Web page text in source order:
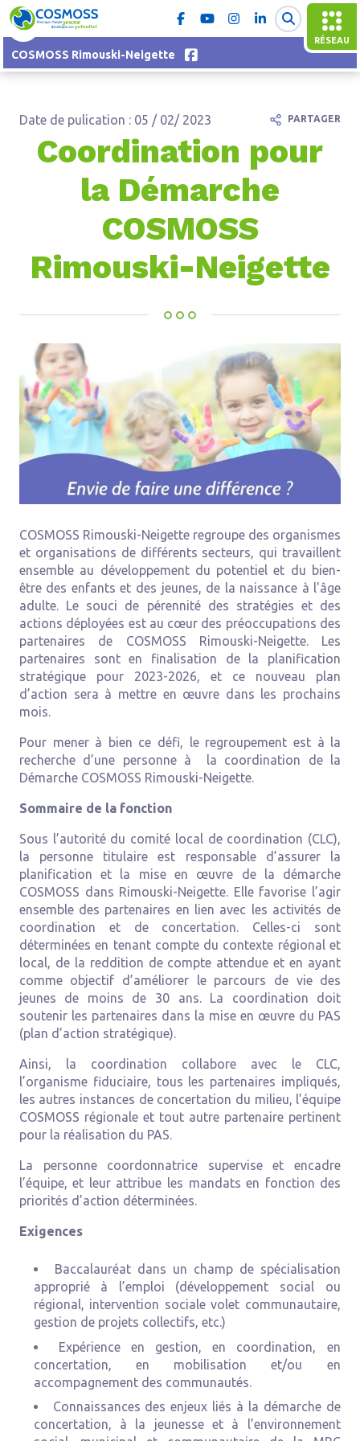
RÉSEAU
COSMOSS Rimouski-Neigette
Date de pulication : 05 / 02/ 2023
Coordination pour
la Démarche
COSMOSS
Rimouski-Neigette
COSMOSS Rimouski-Neigette regroupe des organismes
et organisations de différents secteurs, qui travaillent
ensemble au développement du potentiel et du bien-
être des enfants et des jeunes, de la naissance à l'âge
adulte. Le souci de pérennité des stratégies et des
actions déployées est au cœur des préoccupations des
partenaires de COSMOSS Rimouski-Neigette. Les
partenaires sont en finalisation de la planification
stratégique pour 2023-2026, et ce nouveau plan
d’action sera à mettre en œuvre dans les prochains
mois.
Pour mener à bien ce défi, le regroupement est à la
recherche d’une personne à la coordination de la
Démarche COSMOSS Rimouski-Neigette.
Sommaire de la fonction
Sous l’autorité du comité local de coordination (CLC),
la personne titulaire est responsable d’assurer la
planification et la mise en œuvre de la démarche
COSMOSS dans Rimouski-Neigette. Elle favorise l’agir
ensemble des partenaires en lien avec les activités de
coordination et de concertation. Celles-ci sont
déterminées en tenant compte du contexte régional et
local, de la reddition de compte attendue et en ayant
comme objectif d’améliorer le parcours de vie des
jeunes de moins de 30 ans. La coordination doit
soutenir les partenaires dans la mise en œuvre du PAS
(plan d’action stratégique).
Ainsi, la coordination collabore avec le CLC,
l’organisme fiduciaire, tous les partenaires impliqués,
les autres instances de concertation du milieu, l’équipe
COSMOSS régionale et tout autre partenaire pertinent
pour la réalisation du PAS.
La personne coordonnatrice supervise et encadre
l’équipe, et leur attribue les mandats en fonction des
priorités d’action déterminées.
Exigences
Baccalauréat dans un champ de spécialisation
approprié à l’emploi (développement social ou
régional, intervention sociale volet communautaire,
gestion de projets collectifs, etc.)
Expérience en gestion, en coordination, en
concertation, en mobilisation et/ou en
accompagnement des communautés.
Connaissances des enjeux liés à la démarche de
concertation, à la jeunesse et à l’environnement
PARTAGER